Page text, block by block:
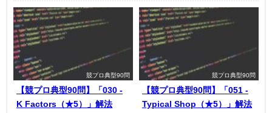
競プロ典型90問
【競プロ典型90問】「030 -
K Factors（★5）」解法
競プロ典型90問
【競プロ典型90問】「051 -
Typical Shop（★5）」解法